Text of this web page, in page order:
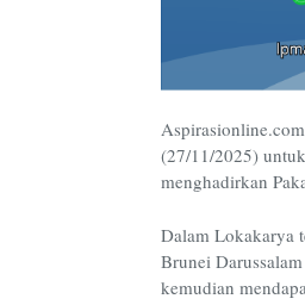
Aspirasionline.com
(27/11/2025)
menghadirkan
Dalam Lokakarya
Brunei
kemudian